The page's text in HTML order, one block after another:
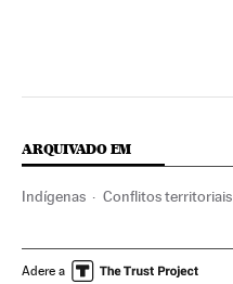
ARQUIVADO EM
Indígenas Conflitos territoriais
Sociedade
Adere a